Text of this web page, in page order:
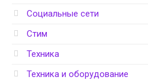
Социальные сети
Стим
Техника
Техника и оборудование